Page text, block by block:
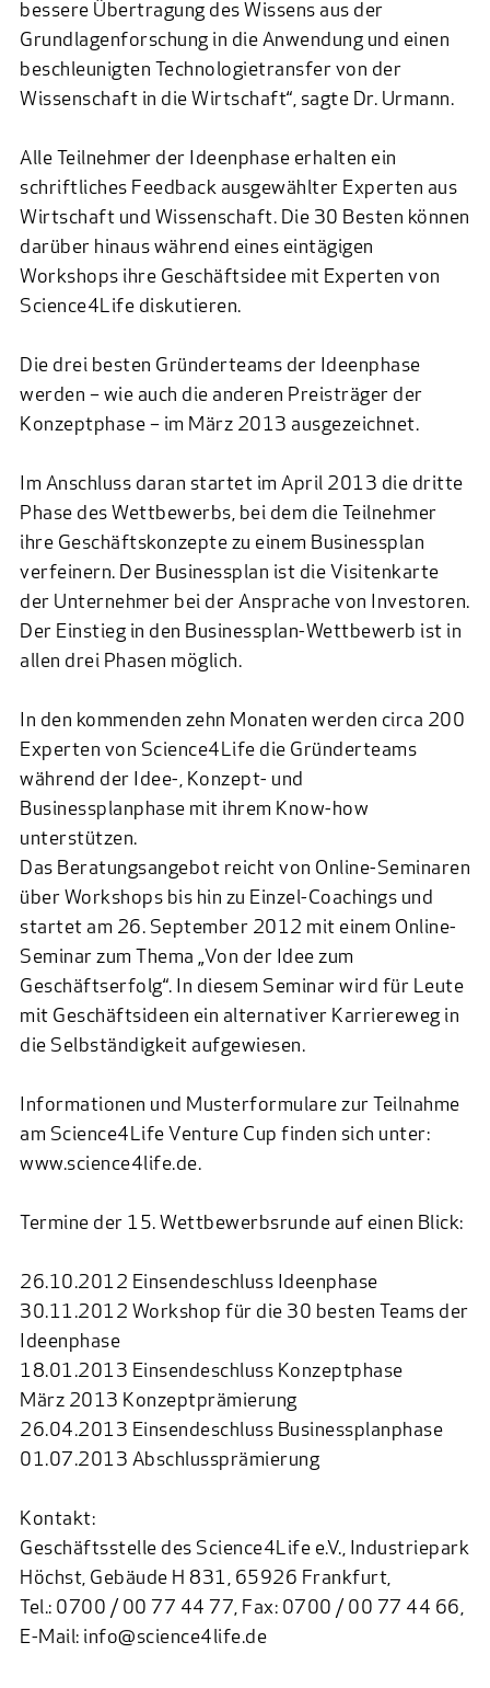
bessere Übertragung des Wissens aus der
Grundlagenforschung in die Anwendung und einen
beschleunigten Technologietransfer von der
Wissenschaft in die Wirtschaft“, sagte Dr. Urmann.
Alle Teilnehmer der Ideenphase erhalten ein
schriftliches Feedback ausgewählter Experten aus
Wirtschaft und Wissenschaft. Die 30 Besten können
darüber hinaus während eines eintägigen
Workshops ihre Geschäftsidee mit Experten von
Science4Life diskutieren.
Die drei besten Gründerteams der Ideenphase
werden – wie auch die anderen Preisträger der
Konzeptphase – im März 2013 ausgezeichnet.
Im Anschluss daran startet im April 2013 die dritte
Phase des Wettbewerbs, bei dem die Teilnehmer
ihre Geschäftskonzepte zu einem Businessplan
verfeinern. Der Businessplan ist die Visitenkarte
der Unternehmer bei der Ansprache von Investoren.
Der Einstieg in den Businessplan-Wettbewerb ist in
allen drei Phasen möglich.
In den kommenden zehn Monaten werden circa 200
Experten von Science4Life die Gründerteams
während der Idee-, Konzept- und
Businessplanphase mit ihrem Know-how
unterstützen.
Das Beratungsangebot reicht von Online-Seminaren
über Workshops bis hin zu Einzel-Coachings und
startet am 26. September 2012 mit einem Online-
Seminar zum Thema „Von der Idee zum
Geschäftserfolg“. In diesem Seminar wird für Leute
mit Geschäftsideen ein alternativer Karriereweg in
die Selbständigkeit aufgewiesen.
Informationen und Musterformulare zur Teilnahme
am Science4Life Venture Cup finden sich unter:
www.science4life.de.
Termine der 15. Wettbewerbsrunde auf einen Blick:
26.10.2012 Einsendeschluss Ideenphase
30.11.2012 Workshop für die 30 besten Teams der
Ideenphase
18.01.2013 Einsendeschluss Konzeptphase
März 2013 Konzeptprämierung
26.04.2013 Einsendeschluss Businessplanphase
01.07.2013 Abschlussprämierung
Kontakt:
Geschäftsstelle des Science4Life e.V., Industriepark
Höchst, Gebäude H 831, 65926 Frankfurt,
Tel.: 0700 / 00 77 44 77, Fax: 0700 / 00 77 44 66,
E-Mail: info@science4life.de